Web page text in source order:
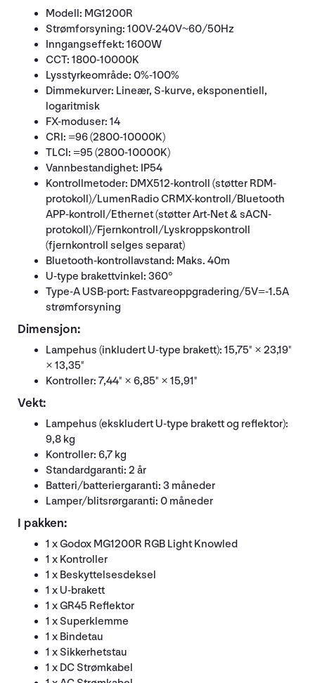
Modell: MG1200R
Strømforsyning: 100V-240V~60/50Hz
Inngangseffekt: 1600W
CCT: 1800-10000K
Lysstyrkeområde: 0%-100%
Dimmekurver: Lineær, S-kurve, eksponentiell,
logaritmisk
FX-moduser: 14
CRI: =96 (2800-10000K)
TLCI: =95 (2800-10000K)
Vannbestandighet: IP54
Kontrollmetoder: DMX512-kontroll (støtter RDM-
protokoll)/LumenRadio CRMX-kontroll/Bluetooth
APP-kontroll/Ethernet (støtter Art-Net & sACN-
protokoll)/Fjernkontroll/Lyskroppskontroll
(fjernkontroll selges separat)
Bluetooth-kontrollavstand: Maks. 40m
U-type brakettvinkel: 360°
Type-A USB-port: Fastvareoppgradering/5V=-1.5A
strømforsyning
Dimensjon:
Lampehus (inkludert U-type brakett): 15,75" × 23,19"
× 13,35"
Kontroller: 7,44" × 6,85" × 15,91"
Vekt:
Lampehus (ekskludert U-type brakett og reflektor):
9,8 kg
Kontroller: 6,7 kg
Standardgaranti: 2 år
Batteri/batteriergaranti: 3 måneder
Lamper/blitsrørgaranti: 0 måneder
I pakken:
1 x Godox MG1200R RGB Light Knowled
1 x Kontroller
1 x Beskyttelsesdeksel
1 x U-brakett
1 x GR45 Reflektor
1 x Superklemme
1 x Bindetau
1 x Sikkerhetstau
1 x DC Strømkabel